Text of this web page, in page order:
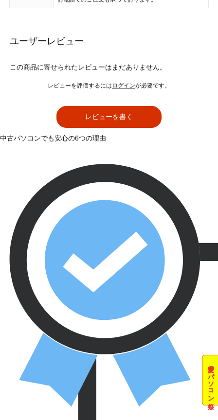
ユーザーレビュー
この商品に寄せられたレビューはまだありません。
レビューを評価するには ログインが必要です。
レビューを書く
夏のパソコン祭
中古パソコンでも安心の6つの理由